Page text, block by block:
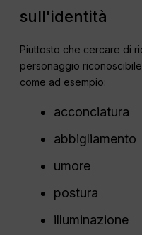
sull'identità
Piuttosto che cercare di
personaggio
come ad esempio:
acconciatura
abbigliamento
umore
postura
illuminazione